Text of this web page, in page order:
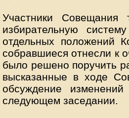
Участники
избирательную
отдельных положений
собравшиеся отнесли к
было решено поручить
высказанные в ходе
обсуждение
следующем заседании.